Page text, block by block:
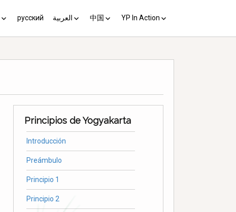
русский العربية 中国 YP In Action
Download the Guide in your
Principios de Yogyakarta
Introducción
Preámbulo
Principio 1
Principio 2